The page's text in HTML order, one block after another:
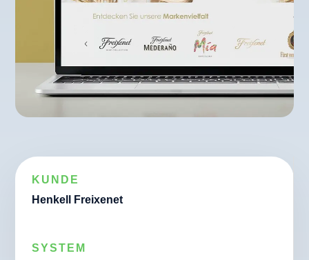
KUNDE
Henkell Freixenet
SYSTEM